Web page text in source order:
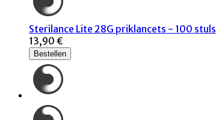
Sterilance Lite 28G priklancets - 100 stuls
13,90 €
Bestellen